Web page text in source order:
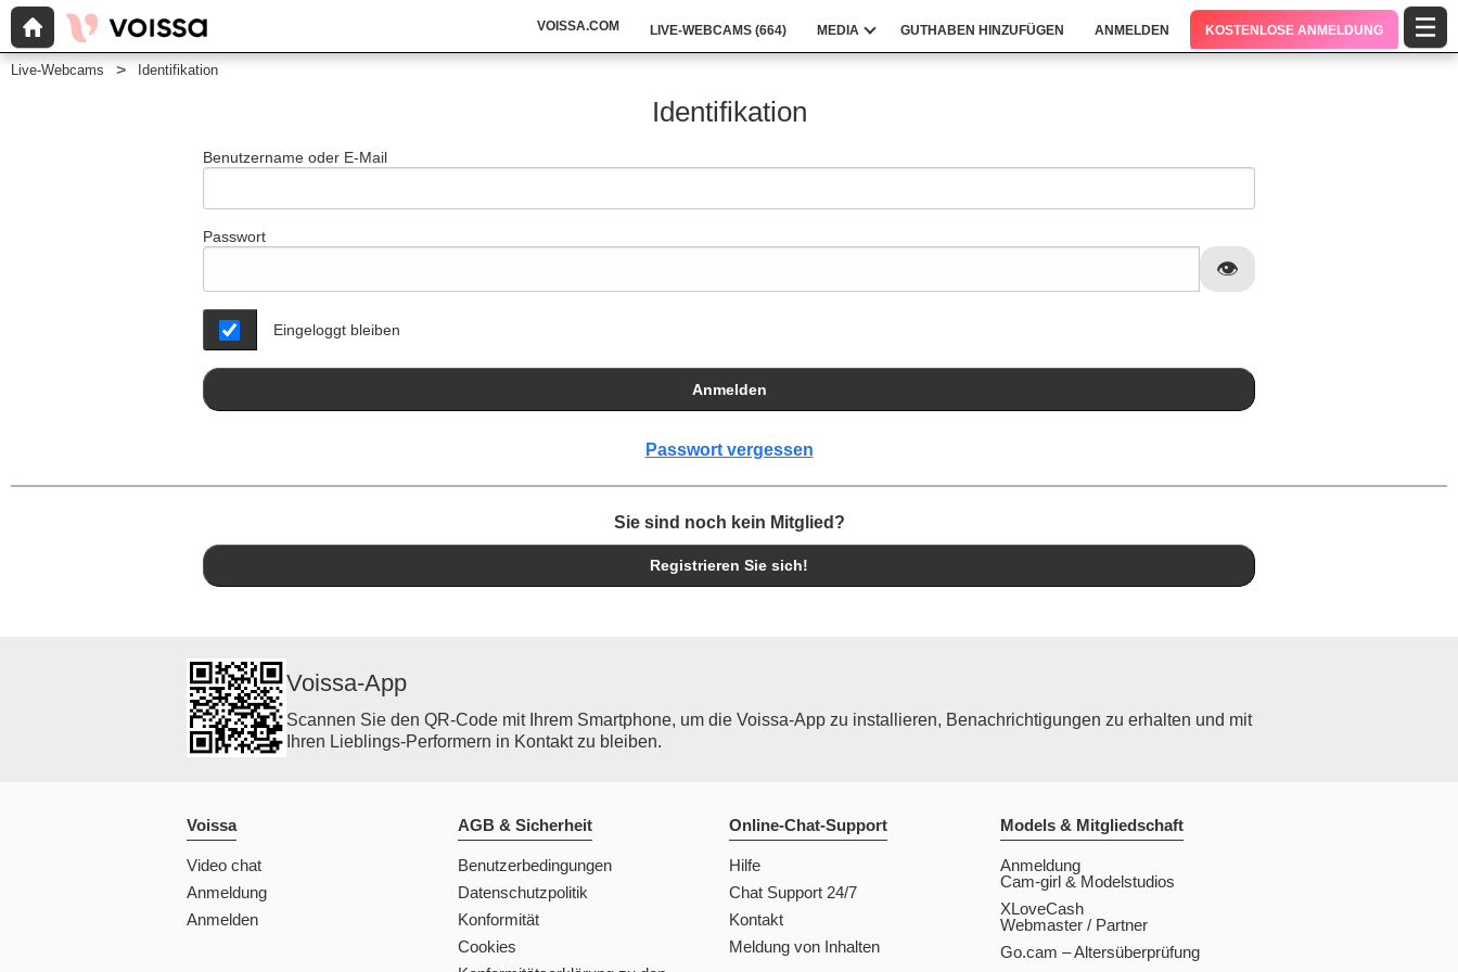
VOISSA.COM LIVE-WEBCAMS (664) MEDIA GUTHABEN HINZUFÜGEN ANMELDEN KOSTENLOSE ANMELDUNG
Live-Webcams Identifikation
Identifikation
Benutzername oder E-Mail
Passwort
Eingeloggt bleiben
Anmelden
Passwort vergessen
Sie sind noch kein Mitglied?
Registrieren Sie sich!
Voissa-App
Scannen Sie den QR-Code mit Ihrem Smartphone, um die Voissa-App zu installieren, Benachrichtigungen zu erhalten und mit
Ihren Lieblings-Performern in Kontakt zu bleiben.
Voissa
Video chat
Anmeldung
Anmelden
AGB & Sicherheit
Benutzerbedingungen
Datenschutzpolitik
Konformität
Cookies
Online-Chat-Support
Hilfe
Chat Support 24/7
Kontakt
Meldung von Inhalten
Models & Mitgliedschaft
Anmeldung
Cam-girl & Modelstudios
XLoveCash
Webmaster / Partner
Go.cam – Altersüberprüfung